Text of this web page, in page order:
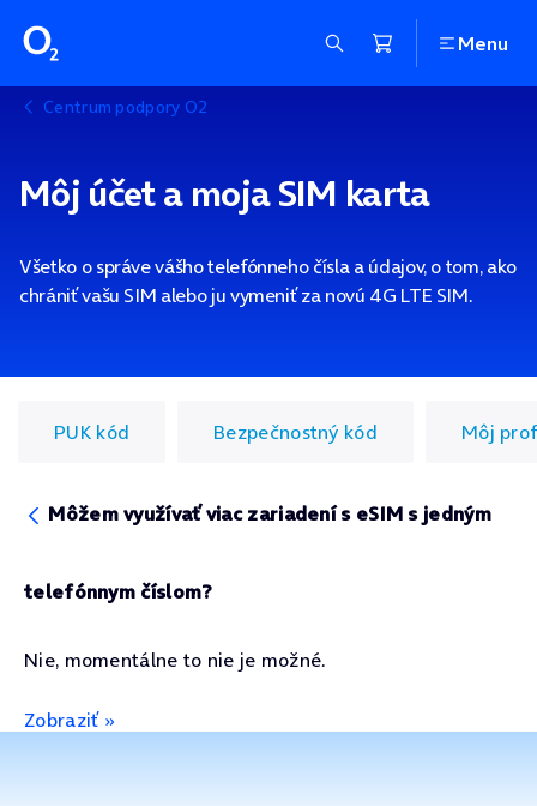
Menu
Centrum podpory O2
Môj účet a moja SIM karta
Všetko o správe vášho telefónneho čísla a údajov, o tom, ako
chrániť vašu SIM alebo ju vymeniť za novú 4G LTE SIM.
PUK kód Bezpečnostný kód Môj
Môžem využívať viac zariadení s eSIM s jedným
telefónnym číslom?
Nie, momentálne to nie je možné.
Zobraziť »